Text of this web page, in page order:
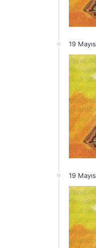
19 Mayıs
19 Mayıs